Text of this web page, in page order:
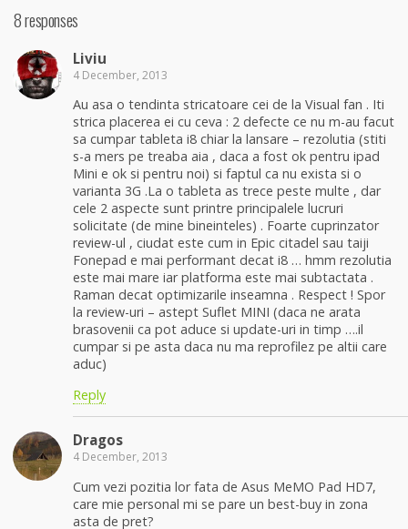
8 responses
Liviu
4 December, 2013
Au asa o tendinta stricatoare cei de la Visual fan . Iti
strica placerea ei cu ceva : 2 defecte ce nu m-au facut
sa cumpar tableta i8 chiar la lansare – rezolutia (stiti
s-a mers pe treaba aia , daca a fost ok pentru ipad
Mini e ok si pentru noi) si faptul ca nu exista si o
varianta 3G .La o tableta as trece peste multe , dar
cele 2 aspecte sunt printre principalele lucruri
solicitate (de mine bineinteles) . Foarte cuprinzator
review-ul , ciudat este cum in Epic citadel sau taiji
Fonepad e mai performant decat i8 … hmm rezolutia
este mai mare iar platforma este mai subtactata .
Raman decat optimizarile inseamna . Respect ! Spor
la review-uri – astept Suflet MINI (daca ne arata
brasovenii ca pot aduce si update-uri in timp ….il
cumpar si pe asta daca nu ma reprofilez pe altii care
aduc)
Reply
Dragos
4 December, 2013
Cum vezi pozitia lor fata de Asus MeMO Pad HD7,
care mie personal mi se pare un best-buy in zona
asta de pret?